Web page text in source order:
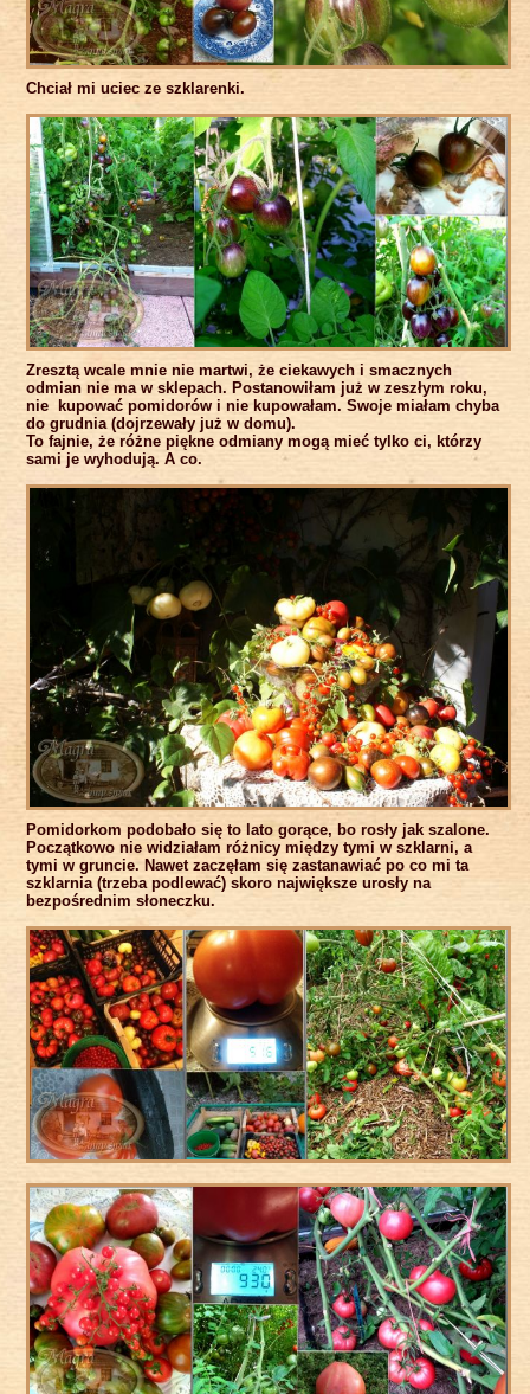
Chciał mi uciec ze szklarenki.
Zresztą wcale mnie nie martwi, że ciekawych i smacznych
odmian nie ma w sklepach. Postanowiłam już w zeszłym roku,
nie kupować pomidorów i nie kupowałam. Swoje miałam chyba
do grudnia (dojrzewały już w domu).
To fajnie, że różne piękne odmiany mogą mieć tylko ci, którzy
sami je wyhodują. A co.
Pomidorkom podobało się to lato gorące, bo rosły jak szalone.
Początkowo nie widziałam różnicy między tymi w szklarni, a
tymi w gruncie. Nawet zaczęłam się zastanawiać po co mi ta
szklarnia (trzeba podlewać) skoro największe urosły na
bezpośrednim słoneczku.